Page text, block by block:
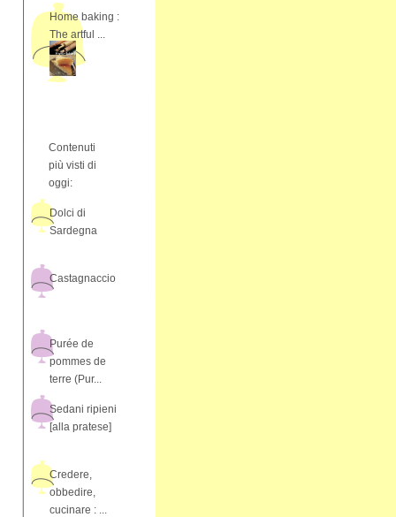
Home baking :
The artful ...
Contenuti
più visti di
oggi:
Dolci di
Sardegna
Castagnaccio
Purée de
pommes de
terre (Pur...
Sedani ripieni
[alla pratese]
Credere,
obbedire,
cucinare : ...